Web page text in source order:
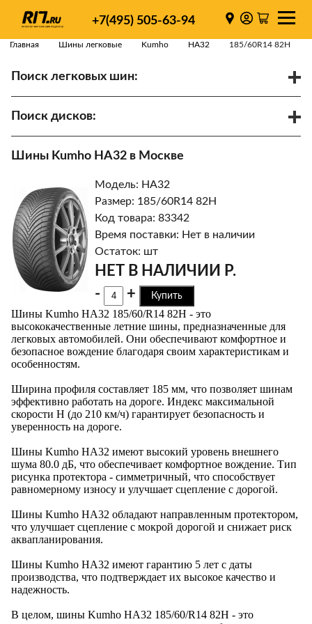
+7(495) 505-63-94
Главная Шины легковые Kumho HA32 185/60R14 82H
Поиск легковых шин:
Поиск дисков:
Найти
Шины Kumho HA32 в Москве
Модель: HA32
Размер: 185/60R14 82H
Код товара: 83342
Время поставки: Нет в наличии
Остаток: шт
НЕТ В НАЛИЧИИ Р.
-
+ Купить
Шины Kumho HA32 185/60/R14 82H - это
высококачественные летние шины, предназначенные для
легковых автомобилей. Они обеспечивают комфортное и
безопасное вождение благодаря своим характеристикам и
особенностям.
Ширина профиля составляет 185 мм, что позволяет шинам
эффективно работать на дороге. Индекс максимальной
скорости H (до 210 км/ч) гарантирует безопасность и
уверенность на дороге.
Шины Kumho HA32 имеют высокий уровень внешнего
шума 80.0 дБ, что обеспечивает комфортное вождение. Тип
рисунка протектора - симметричный, что способствует
равномерному износу и улучшает сцепление с дорогой.
Шины Kumho HA32 обладают направленным протектором,
что улучшает сцепление с мокрой дорогой и снижает риск
аквапланирования.
Шины Kumho HA32 имеют гарантию 5 лет с даты
производства, что подтверждает их высокое качество и
надежность.
В целом, шины Kumho HA32 185/60/R14 82H - это